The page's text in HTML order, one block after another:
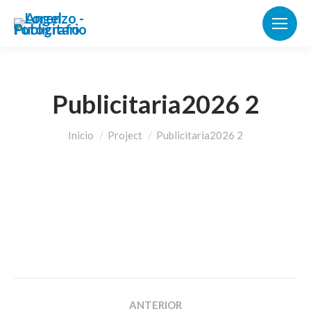
Publicitaria2026 2
Estás aquí:
Inicio Project Publicitaria2026 2
ANTERIOR